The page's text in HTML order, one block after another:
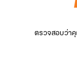
ตรวจสอบว่า